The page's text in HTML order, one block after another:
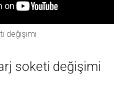
değişimi
soketi değişimi